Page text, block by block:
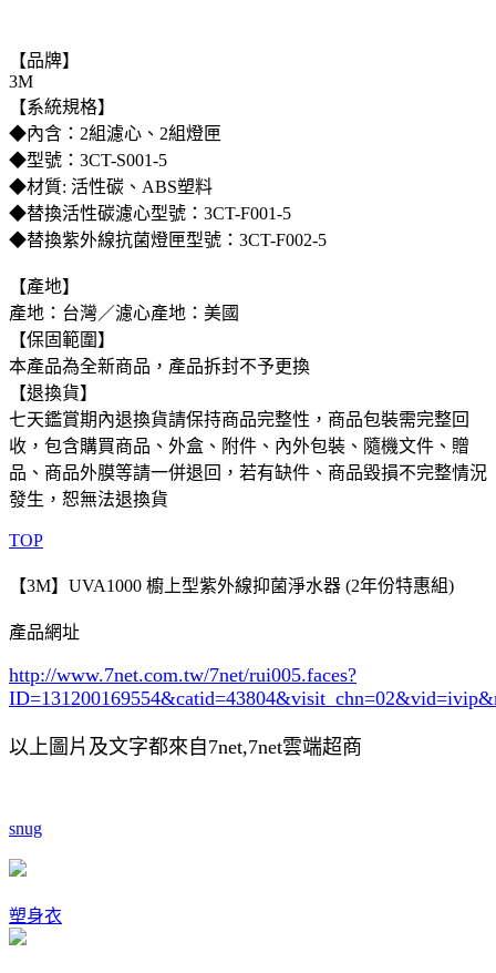
【品牌】
3M
【系統規格】
◆內含：2組濾心、2組燈匣
◆型號：3CT-S001-5
◆材質: 活性碳、ABS塑料
◆替換活性碳濾心型號：3CT-F001-5
◆替換紫外線抗菌燈匣型號：3CT-F002-5
【產地】
產地：台灣／濾心產地：美國
【保固範圍】
本產品為全新商品，產品拆封不予更換
【退換貨】
七天鑑賞期內退換貨請保持商品完整性，商品包裝需完整回
收，包含購買商品、外盒、附件、內外包裝、隨機文件、贈
品、商品外膜等請一併退回，若有缺件、商品毀損不完整情況
發生，恕無法退換貨
TOP
【3M】UVA1000 櫥上型紫外線抑菌淨水器 (2年份特惠組)
產品網址
http://www.7net.com.tw/7net/rui005.faces?
ID=131200169554&catid=43804
以上圖片及文字都來自7net,7net雲端超商
snug
塑身衣